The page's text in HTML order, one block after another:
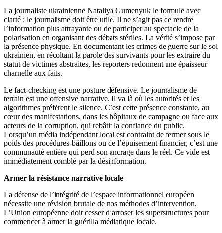
La journaliste ukrainienne Nataliya Gumenyuk le formule avec
clarté : le journalisme doit être utile. Il ne s’agit pas de rendre
l’information plus attrayante ou de participer au spectacle de la
polarisation en organisant des débats stériles. La vérité s’impose par
la présence physique. En documentant les crimes de guerre sur le sol
ukrainien, en récoltant la parole des survivants pour les extraire du
statut de victimes abstraites, les reporters redonnent une épaisseur
charnelle aux faits.
Le fact-checking est une posture défensive. Le journalisme de
terrain est une offensive narrative. Il va là où les autorités et les
algorithmes préfèrent le silence. C’est cette présence constante, au
cœur des manifestations, dans les hôpitaux de campagne ou face aux
acteurs de la corruption, qui rebâtit la confiance du public.
Lorsqu’un média indépendant local est contraint de fermer sous le
poids des procédures-bâillons ou de l’épuisement financier, c’est une
communauté entière qui perd son ancrage dans le réel. Ce vide est
immédiatement comblé par la désinformation.
Armer la résistance narrative locale
La défense de l’intégrité de l’espace informationnel européen
nécessite une révision brutale de nos méthodes d’intervention.
L’Union européenne doit cesser d’arroser les superstructures pour
commencer à armer la guérilla médiatique locale.